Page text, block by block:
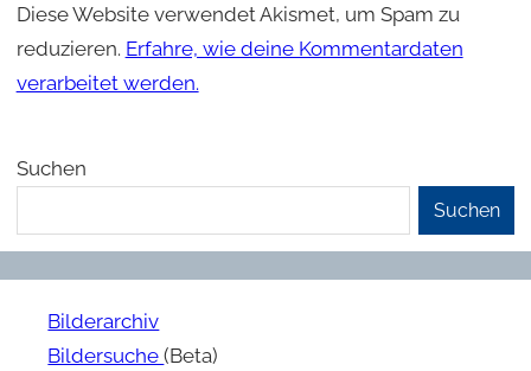
Diese Website verwendet Akismet, um Spam zu
reduzieren. Erfahre, wie deine Kommentardaten
verarbeitet werden.
Suchen
Suchen
Bilderarchiv
Bildersuche(Beta)